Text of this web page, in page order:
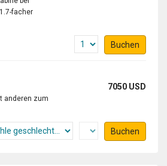
facher
Buchen
7050 USD
anderen zum
Buchen